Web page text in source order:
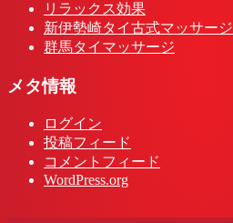
リラックス効果
新伊勢崎タイ古式マッサージ
群馬タイマッサージ
メタ情報
ログイン
投稿フィード
コメントフィード
WordPress.org